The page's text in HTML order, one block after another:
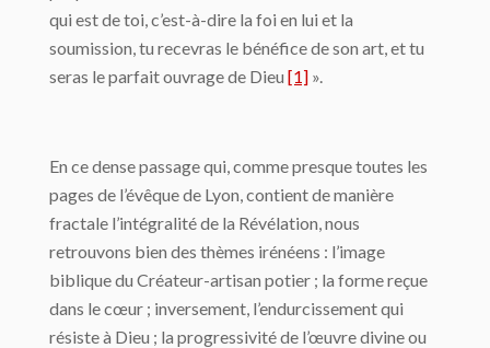
qui est de toi, c’est-à-dire la foi en lui et la
soumission, tu recevras le bénéfice de son art, et tu
seras le parfait ouvrage de Dieu [1] ».
En ce dense passage qui, comme presque toutes les
pages de l’évêque de Lyon, contient de manière
fractale l’intégralité de la Révélation, nous
retrouvons bien des thèmes irénéens : l’image
biblique du Créateur-artisan potier ; la forme reçue
dans le cœur ; inversement, l’endurcissement qui
résiste à Dieu ; la progressivité de l’œuvre divine ou